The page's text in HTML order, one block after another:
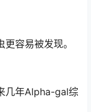
容易被发现。
几年Alpha-gal综